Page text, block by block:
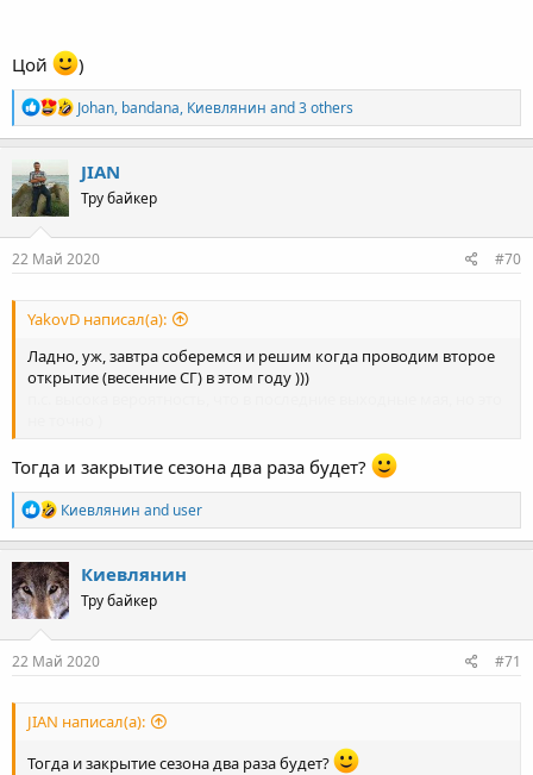
Цой )
R
e
a
c
t
n
s
Johan, bandana, Киевлянин and 3 others
JIAN
Тру байкер
22 Май 2020 #70
YakovD написал(а):
Ладно, уж, завтра соберемся и решим когда проводим второе
открытие (весенние СГ) в этом году )))
Тогда и закрытие сезона два раза будет?
R
e
a
c
t
i
o
n
s
Киевлянин and user
Киевлянин
Тру байкер
22 Май 2020 #71
JIAN написал(а):
Тогда и закрытие сезона два раза будет?